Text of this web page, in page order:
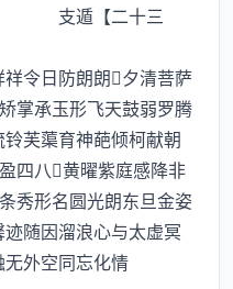
遁【二十三
令日防朗朗夕清菩萨
掌承玉形飞天鼓弱罗腾
芙蕖育神葩倾柯献朝
四八黄曜紫庭感降非
秀形名圆光朗东旦金姿
随因溜浪心与太虚冥
外空同忘化情